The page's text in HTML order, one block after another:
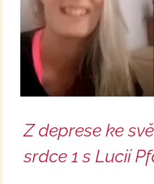
Z deprese ke
srdce 1 s Lucií